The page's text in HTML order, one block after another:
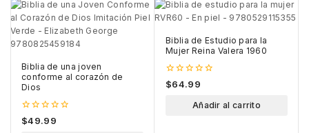
Biblia de una joven
conforme al corazón de
Dios
0
out
$49.99
Biblia de Estudio para la
Mujer Reina Valera 1960
0
out
$64.99
Añadir al carrito